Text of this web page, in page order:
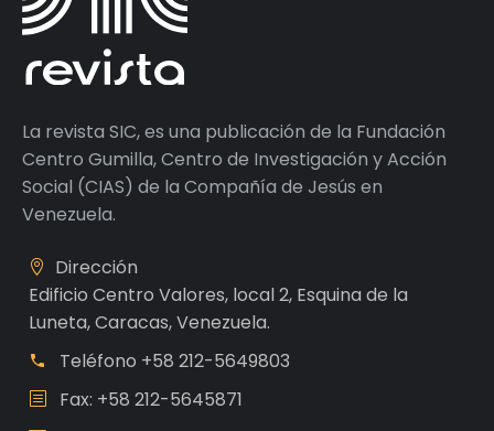
La revista SIC, es una publicación de la Fundación
Centro Gumilla, Centro de Investigación y Acción
Social (CIAS) de la Compañía de Jesús en
Venezuela.
Dirección
Edificio Centro Valores, local 2, Esquina de la
Luneta, Caracas, Venezuela.
Teléfono +58 212-5649803
Fax: +58 212-5645871